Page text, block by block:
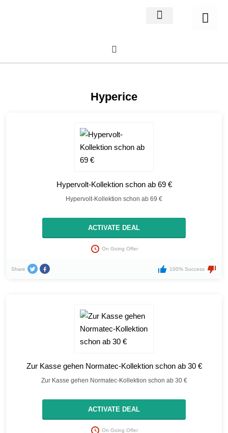
Hyperice
Hypervolt-Kollektion schon ab 69 €
Hypervolt-Kollektion schon ab 69 €
ACTIVATE DEAL
On Going Offer
Share 100% Success
Zur Kasse gehen Normatec-Kollektion schon ab 30 €
Zur Kasse gehen Normatec-Kollektion schon ab 30 €
ACTIVATE DEAL
On Going Offer